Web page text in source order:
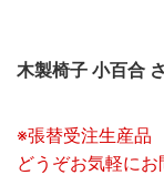
木製椅子 小百合
※張替受注生産品
どうぞお気軽にお